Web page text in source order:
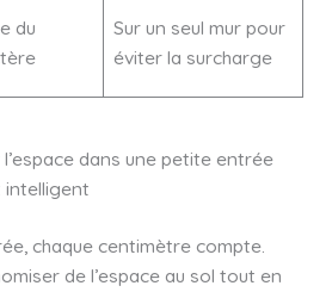
du
Sur un seul mur pour
éviter la surcharge
dans une petite entrée
intelligent
chaque centimètre compte.
de l’espace au sol tout en